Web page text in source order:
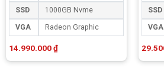
SSD 1000GB Nvme
VGA Radeon Graphic
14.990.000₫
SSD
VGA